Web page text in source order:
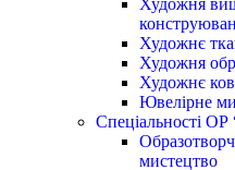
Художня
Художнє
Художня
Художнє
Ювелірне
Спеціальності ОР
мистецтво